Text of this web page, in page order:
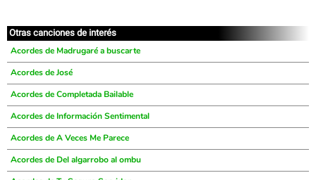
Otras canciones de interés
Acordes de Madrugaré a buscarte
Acordes de José
Acordes de Completada Bailable
Acordes de Información Sentimental
Acordes de A Veces Me Parece
Acordes de Del algarrobo al ombu